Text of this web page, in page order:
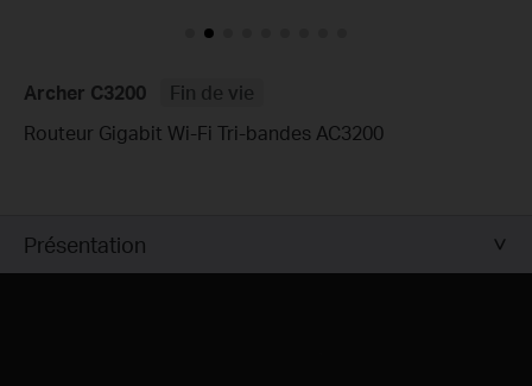
Archer C3200
Fin de vie
Routeur Gigabit Wi-Fi Tri-bandes AC3200
Présentation